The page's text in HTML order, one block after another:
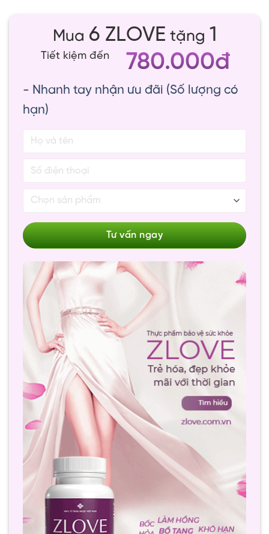
Mua 6 ZLOVE tặng 1
Tiết kiệm đến 780.000đ
- Nhanh tay nhận ưu đãi (Số lượng có
hạn)